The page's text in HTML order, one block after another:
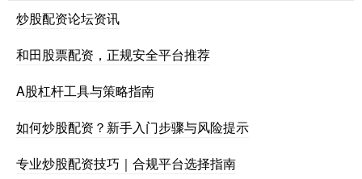
炒股配资论坛资讯
和田股票配资，正规安全平台推荐
A股杠杆工具与策略指南
如何炒股配资？新手入门步骤与风险提示
专业炒股配资技巧｜合规平台选择指南